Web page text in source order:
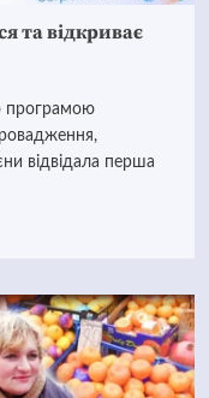
та відкриває
програмою
відвідала перша